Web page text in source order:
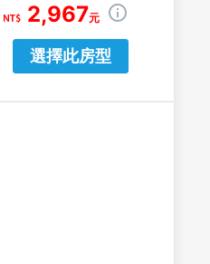
2,967元
選擇此房型